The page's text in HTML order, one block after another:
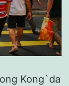
Kong`da